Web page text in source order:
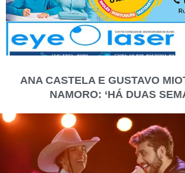
ANA CASTELA E GUSTAVO
NAMORO: ‘HÁ DUAS